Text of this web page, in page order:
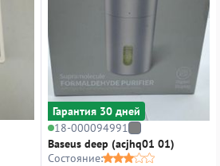
Гарантия 30 дней
18-000094991
Baseus deep (acjhq01 01)
Состояние: